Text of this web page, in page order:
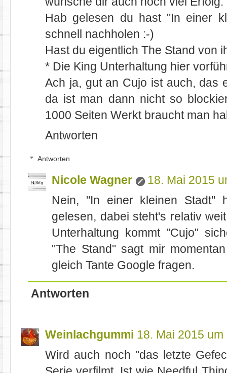
Hab gelesen du hast "In einer
schnell nachholen :-)
Hast du eigentlich The Stand von
* Die King Unterhaltung hier
Ach ja, gut an Cujo ist auch, das
da ist man dann nicht so
1000 Seiten Werkt braucht man
Antworten
Antworten
Nicole Wagner
18. Mai 2015
Nein, "In einer kleinen Stadt"
gelesen, dabei steht's relativ
Unterhaltung kommt "Cujo"
"The Stand" sagt mir
gleich Tante Google fragen.
Antworten
Weinlachgummi 18. Mai 2015 um
Wird auch noch "das letzte